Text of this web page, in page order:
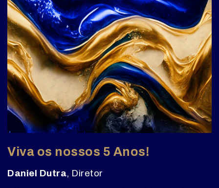
Viva os nossos 5 Anos!
Daniel Dutra, Diretor